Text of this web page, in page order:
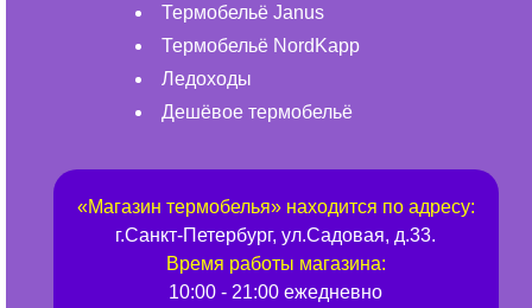
Термобельё Janus
Термобельё NordKapp
Ледоходы
Дешёвое термобельё
«Магазин термобелья» находится по адресу:
г.Санкт-Петербург, ул.Садовая, д.33.
Время работы магазина:
10:00 - 21:00 ежедневно